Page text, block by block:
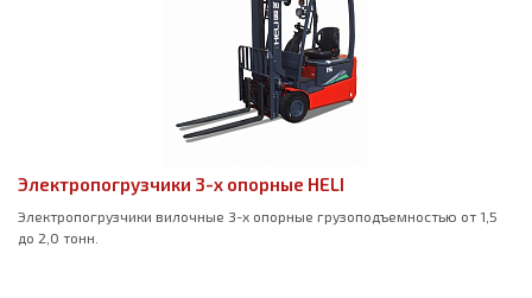
Электропогрузчики 3-х опорные HELI
Электропогрузчики вилочные 3-х опорные грузоподъемностью от 1,5
до 2,0 тонн.